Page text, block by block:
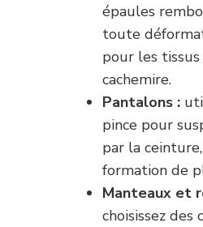
épaules
toute
pour les
cachemire.
Pantalons :
pince pour
par la
formation de
Manteaux et
choisissez des